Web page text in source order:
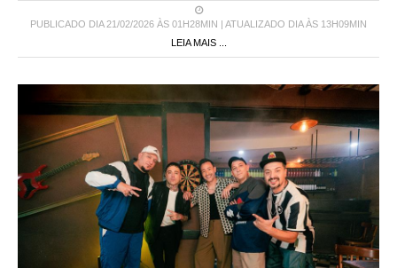
PUBLICADO DIA 21/02/2026 ÀS 01H28MIN | ATUALIZADO DIA ÀS 13H09MIN
LEIA MAIS ...